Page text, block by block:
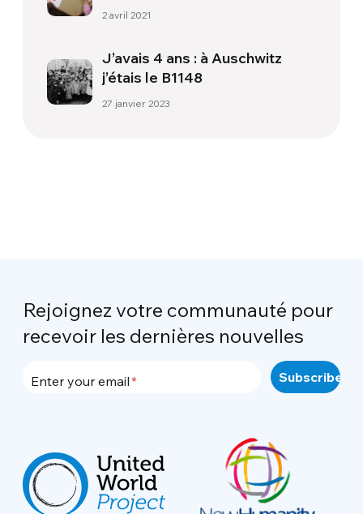
2 avril 2021
J’avais 4 ans : à Auschwitz
j’étais le B1148
27 janvier 2023
Rejoignez votre communauté pour
recevoir les dernières nouvelles
Enter your email